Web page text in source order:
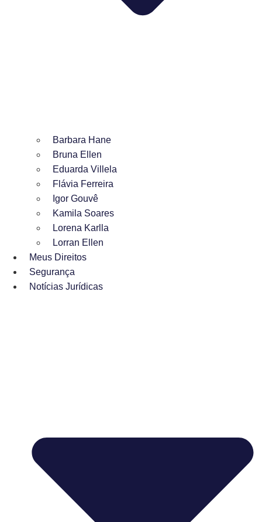
Barbara Hane
Bruna Ellen
Eduarda Villela
Flávia Ferreira
Igor Gouvê
Kamila Soares
Lorena Karlla
Lorran Ellen
Meus Direitos
Segurança
Notícias Jurídicas